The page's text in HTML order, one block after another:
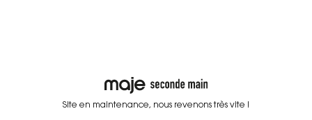
Site en maintenance, nous revenons très vite !